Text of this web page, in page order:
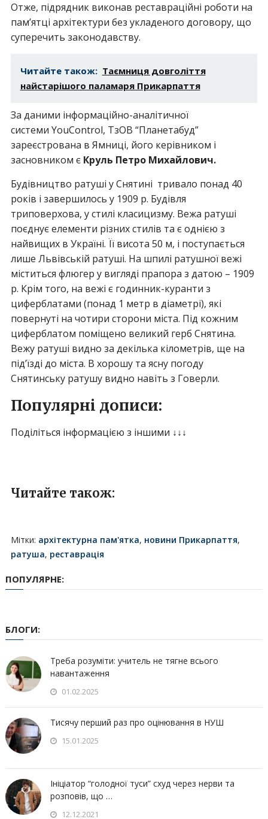
Отже, підрядник виконав реставраційні роботи на
пам’ятці архітектури без укладеного договору, що
суперечить законодавству.
Читайте також: Таємниця довголіття
найстарішого паламаря Прикарпаття
За даними інформаційно-аналітичної
системи YouControl, ТзОВ “Планетабуд”
зареєстрована в Ямниці, його керівником і
засновником є Круль Петро Михайлович.
Будівництво ратуші у Снятині тривало понад 40
років і завершилось у 1909 р. Будівля
триповерхова, у стилі класицизму. Вежа ратуші
поєднує елементи різних стилів та є однією з
найвищих в Україні. Її висота 50 м, і поступається
лише Львівській ратуші. На шпилі ратушної вежі
міститься флюгер у вигляді прапора з датою – 1909
р. Крім того, на вежі є годинник-куранти з
циферблатами (понад 1 метр в діаметрі), які
повернуті на чотири сторони міста. Під кожним
циферблатом поміщено великий герб Снятина.
Вежу ратуші видно за декілька кілометрів, ще на
під’їзді до міста. В хорошу та ясну погоду
Снятинську ратушу видно навіть з Говерли.
Популярні дописи:
Поділіться інформацією з іншими ↓↓↓
Читайте також:
Мітки: архітектурна пам'ятка, новини Прикарпаття,
ратуша, реставрація
ПОПУЛЯРНЕ:
БЛОГИ:
Треба розуміти: учитель не тягне всього
навантаження
01.02.2025
Тисячу перший раз про оцінювання в НУШ
15.01.2025
Ініціатор “голодної туси” схуд через нерви та
розповів, що …
12.12.2021